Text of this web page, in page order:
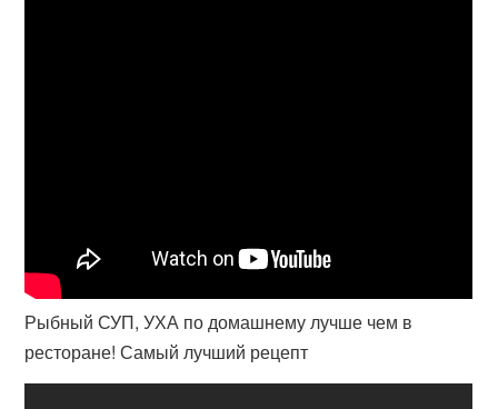
Рыбный СУП, УХА по домашнему лучше чем в
ресторане! Самый лучший рецепт